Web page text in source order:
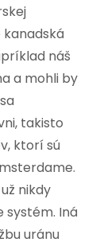
náš
a mohli by
takisto
ktorí sú
nikdy
Iná
uránu